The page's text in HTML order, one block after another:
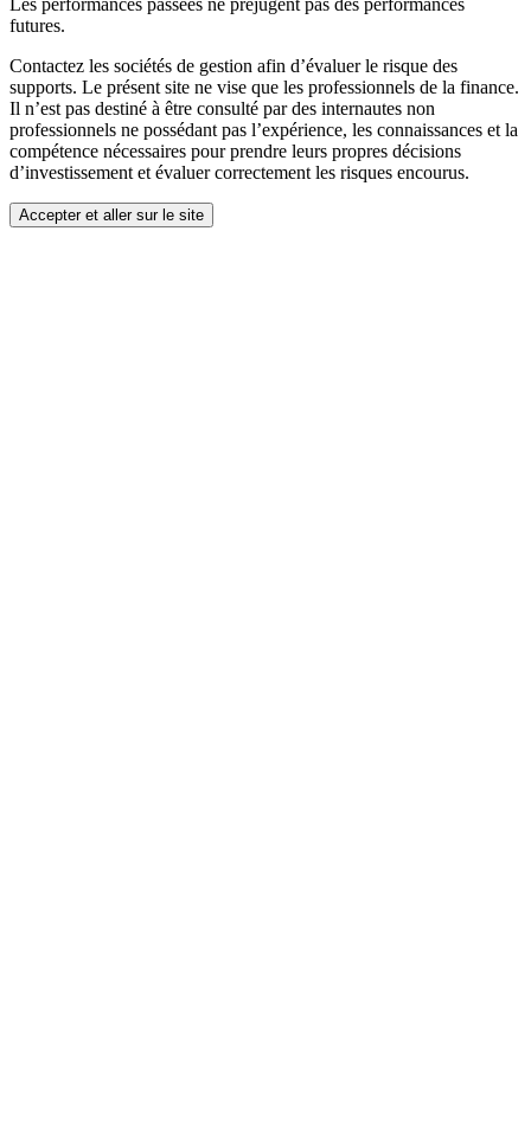
Les performances passées ne préjugent pas des performances
futures.
Contactez les sociétés de gestion afin d’évaluer le risque des
supports. Le présent site ne vise que les professionnels de la finance.
Il n’est pas destiné à être consulté par des internautes non
professionnels ne possédant pas l’expérience, les connaissances et la
compétence nécessaires pour prendre leurs propres décisions
d’investissement et évaluer correctement les risques encourus.
Accepter et aller sur le site